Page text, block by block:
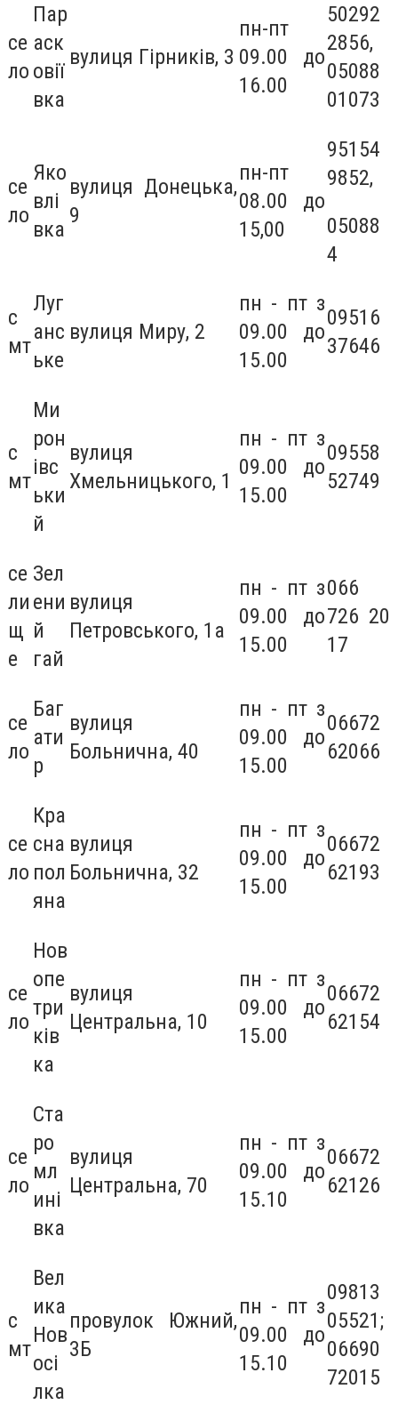
се
ло
Пар
аск
овії
вка
вулиця Гірників, 3
пн-пт
09.00 до
16.00
50292
2856,
05088
01073
се
ло
Яко
влі
вка
вулиця Донецька,
9
пн-пт
08.00 до
15,00
95154
9852,
05088
4
с
мт
Луг
анс
ьке
вулиця Миру, 2
пн - пт з
09.00 до
15.00
09516
37646
с
мт
Ми
рон
івс
ьки
й
вулиця
Хмельницького, 1
пн - пт з
09.00 до
15.00
09558
52749
се
ли
щ
е
Зел
ени
й
гай
вулиця
Петровського, 1а
пн - пт з
09.00 до
15.00
066
726 20
17
се
ло
Баг
ати
р
вулиця
Больнична, 40
пн - пт з
09.00 до
15.00
06672
62066
се
ло
Кра
сна
пол
яна
вулиця
Больнична, 32
пн - пт з
09.00 до
15.00
06672
62193
се
ло
Нов
опе
три
ків
ка
вулиця
Центральна, 10
пн - пт з
09.00 до
15.00
06672
62154
се
ло
Ста
ро
мл
ині
вка
вулиця
Центральна, 70
пн - пт з
09.00 до
15.10
06672
62126
с
мт
Вел
ика
Нов
осі
лка
провулок Южний,
3Б
пн - пт з
09.00 до
15.10
09813
05521;
06690
72015